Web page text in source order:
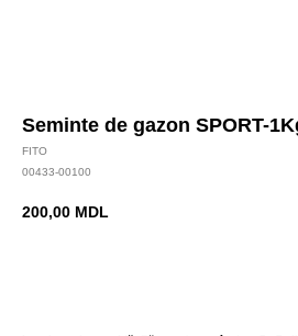
Seminte de gazon SPORT-
FITO
00433-00100
200,00 MDL